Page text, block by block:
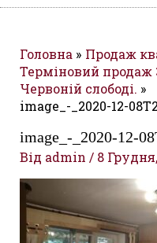
Головна
Продаж
Терміновий продаж
Червоній слободі.
image_-_2020-12-
image_-_2020-12-
Від admin / 8